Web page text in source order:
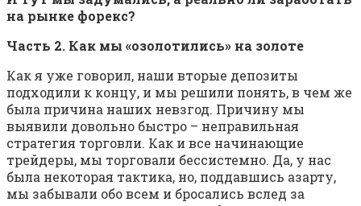
на рынке форекс?
Часть 2. Как мы «озолотились» на золоте
Как я уже говорил, наши вторые депозиты
подходили к концу, и мы решили понять, в чем же
была причина наших невзгод. Причину мы
выявили довольно быстро – неправильная
стратегия торговли. Как и все начинающие
трейдеры, мы торговали бессистемно. Да, у нас
была некоторая тактика, но, поддавшись азарту,
мы забывали обо всем и бросались вслед за